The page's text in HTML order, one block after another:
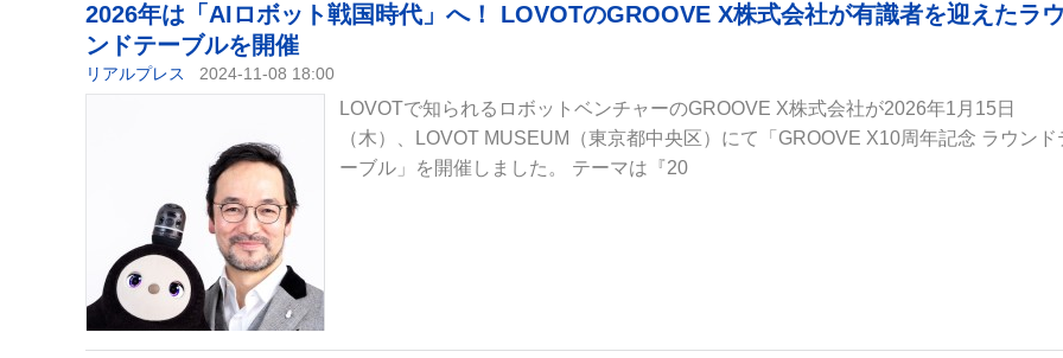
2026年は「AIロボット戦国時代」へ！ LOVOTのGROOVE X株式会社が有識者を迎えたラ
ンドテーブルを開催
リアルプレス 2024-11-08 18:00
LOVOTで知られるロボットベンチャーのGROOVE X株式会社が2026年1月15日
（木）、LOVOT MUSEUM（東京都中央区）にて「GROOVE X10周年記念 ラウンド
ーブル」を開催しました。 テーマは『20